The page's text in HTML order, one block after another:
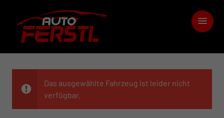
Das ausgewählte Fahrzeug ist leider nicht
verfügbar.